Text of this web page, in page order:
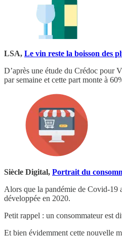
LSA, Le vin reste la boisson des
D’après une étude du Crédoc pour
par semaine et cette part monte à
Siècle Digital, Portrait du
Alors que la pandémie de Covid-19
développée en 2020.
Petit rappel : un consommateur est
Et bien évidemment cette nouvelle